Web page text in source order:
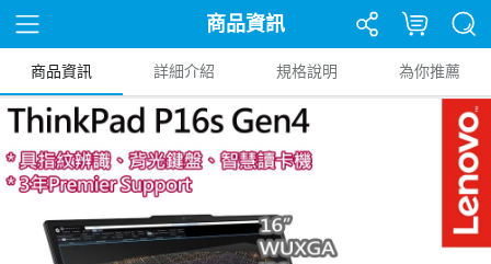
商品資訊
商品資訊 詳細介紹 規格說明 為你推薦